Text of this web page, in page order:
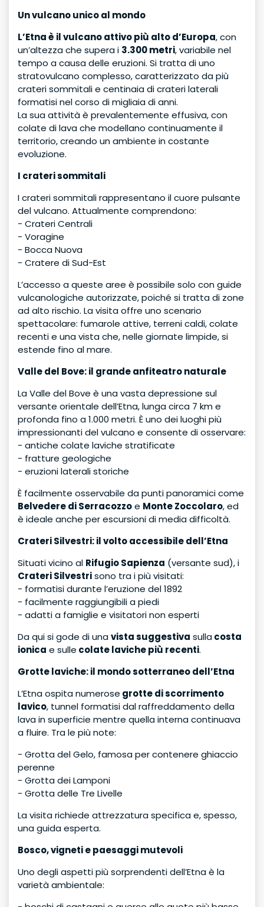
Un vulcano unico al mondo
L’Etna è il vulcano attivo più alto d’Europa, con
un’altezza che supera i 3.300 metri, variabile nel
tempo a causa delle eruzioni. Si tratta di uno
stratovulcano complesso, caratterizzato da più
crateri sommitali e centinaia di crateri laterali
formatisi nel corso di migliaia di anni.
La sua attività è prevalentemente effusiva, con
colate di lava che modellano continuamente il
territorio, creando un ambiente in costante
evoluzione.
I crateri sommitali
I crateri sommitali rappresentano il cuore pulsante
del vulcano. Attualmente comprendono:
- Crateri Centrali
- Voragine
- Bocca Nuova
- Cratere di Sud-Est
L’accesso a queste aree è possibile solo con guide
vulcanologiche autorizzate, poiché si tratta di zone
ad alto rischio. La visita offre uno scenario
spettacolare: fumarole attive, terreni caldi, colate
recenti e una vista che, nelle giornate limpide, si
estende fino al mare.
Valle del Bove: il grande anfiteatro naturale
La Valle del Bove è una vasta depressione sul
versante orientale dell’Etna, lunga circa 7 km e
profonda fino a 1.000 metri. È uno dei luoghi più
impressionanti del vulcano e consente di osservare:
- antiche colate laviche stratificate
- fratture geologiche
- eruzioni laterali storiche
È facilmente osservabile da punti panoramici come
Belvedere di Serracozzoe Monte Zoccolaro, ed
è ideale anche per escursioni di media difficoltà.
Crateri Silvestri: il volto accessibile dell’Etna
Situati vicino al Rifugio Sapienza (versante sud), i
Crateri Silvestrisono tra i più visitati:
- formatisi durante l’eruzione del 1892
- facilmente raggiungibili a piedi
- adatti a famiglie e visitatori non esperti
Da qui si gode di unavista suggestiva sullacosta
ionica e sulle colate laviche più recenti.
Grotte laviche: il mondo sotterraneo dell’Etna
L’Etna ospita numerose grotte di scorrimento
lavico, tunnel formatisi dal raffreddamento della
lava in superficie mentre quella interna continuava
a fluire. Tra le più note:
- Grotta del Gelo, famosa per contenere ghiaccio
perenne
- Grotta dei Lamponi
- Grotta delle Tre Livelle
La visita richiede attrezzatura specifica e, spesso,
una guida esperta.
Bosco, vigneti e paesaggi mutevoli
Uno degli aspetti più sorprendenti dell’Etna è la
varietà ambientale: